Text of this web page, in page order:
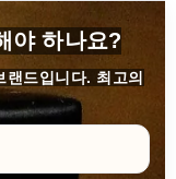
야 하나요?
드입니다. 최고의